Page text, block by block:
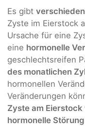
Es gibt
Zyste im Eierstock
Ursache für eine
eine hormonelle
geschlechtsreifen
des monatlichen
hormonellen
Veränderungen
Zyste am
hormonelle Störung